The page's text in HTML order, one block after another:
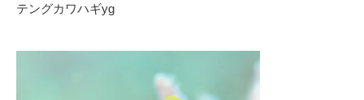
テングカワハギyg